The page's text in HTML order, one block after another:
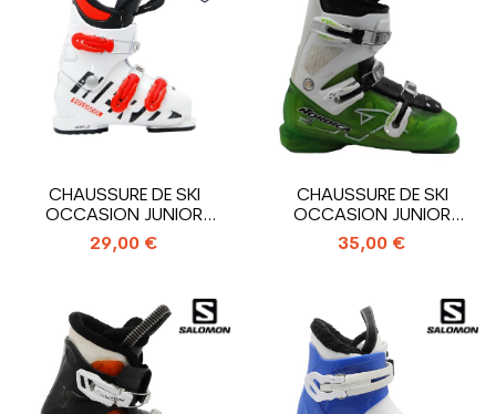
CHAUSSURE DE SKI
OCCASION JUNIOR
ROSSIGNOL HERO J3_3...
29,00 €
CHAUSSURE DE SKI
OCCASION JUNIOR
NORDICA TEAM T3_3...
35,00 €